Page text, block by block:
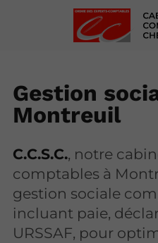
Gestion
Montreuil
C.C.S.C., notre
comptables à
gestion sociale
incluant paie,
URSSAF, pour